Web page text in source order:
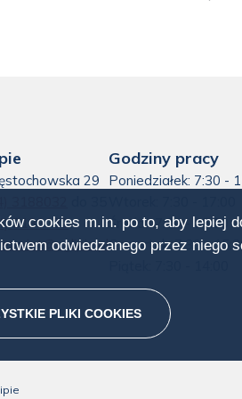
29
3188032
Godziny pracy
Poniedziałek: 7:30 -
Środa : 7:30 - 15:30
Czwartek: 7:30 -
cookies m.in. po to, aby lepiej
odwiedzanego przez niego
PLIKI COOKIES